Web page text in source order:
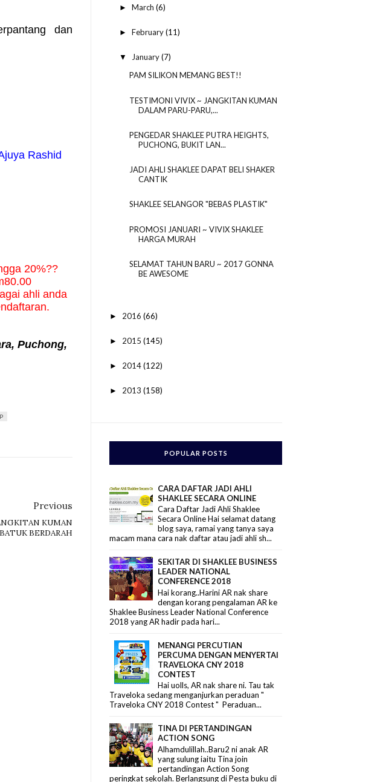
dan
Rashid
20%??
ahli anda
Puchong,
Previous
KUMAN
BERDARAH
► March (6)
► February(11)
▼ January(7)
PAM SILIKON MEMANG BEST!!
TESTIMONI VIVIX ~ JANGKITAN KUMAN
DALAM PARU-PARU,...
PENGEDAR SHAKLEE PUTRA HEIGHTS,
PUCHONG, BUKIT LAN...
JADI AHLI SHAKLEE DAPAT BELI SHAKER
CANTIK
SHAKLEE SELANGOR "BEBAS PLASTIK"
PROMOSI JANUARI ~ VIVIX SHAKLEE
HARGA MURAH
SELAMAT TAHUN BARU ~ 2017 GONNA
BE AWESOME
► 2016(66)
► 2015(145)
► 2014(122)
► 2013(158)
POPULAR POSTS
CARA DAFTAR JADI AHLI
SHAKLEE SECARA ONLINE
Cara Daftar Jadi Ahli Shaklee
Secara Online Hai selamat datang
blog saya, ramai yang tanya saya
macam mana cara nak daftar atau jadi ahli sh...
SEKITAR DI SHAKLEE BUSINESS
LEADER NATIONAL
CONFERENCE 2018
Hai korang..Harini AR nak share
dengan korang pengalaman AR ke
Shaklee Business Leader National Conference
2018 yang AR hadir pada hari...
MENANGI PERCUTIAN
PERCUMA DENGAN MENYERTAI
TRAVELOKA CNY 2018
CONTEST
Hai uolls, AR nak share ni. Tau tak
Traveloka sedang menganjurkan peraduan "
Traveloka CNY 2018 Contest " Peraduan...
TINA DI PERTANDINGAN
ACTION SONG
Alhamdulillah..Baru2 ni anak AR
yang sulung iaitu Tina join
pertandingan Action Song
peringkat sekolah. Berlangsung di Pesta buku di